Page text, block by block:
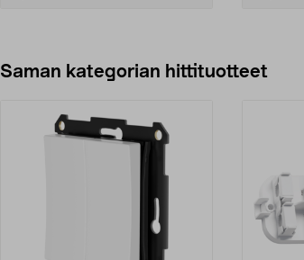
Saman kategorian hittituotteet